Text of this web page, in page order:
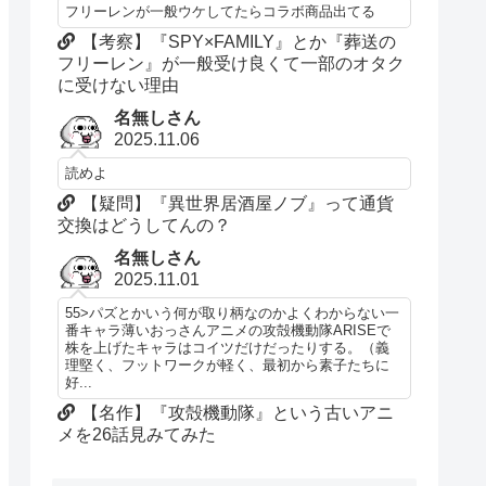
フリーレンが一般ウケしてたらコラボ商品出てる
【考察】『SPY×FAMILY』とか『葬送の
フリーレン』が一般受け良くて一部のオタク
に受けない理由
名無しさん
2025.11.06
読めよ
【疑問】『異世界居酒屋ノブ』って通貨
交換はどうしてんの？
名無しさん
2025.11.01
55>パズとかいう何が取り柄なのかよくわからない一
番キャラ薄いおっさんアニメの攻殻機動隊ARISEで
株を上げたキャラはコイツだけだったりする。（義
理堅く、フットワークが軽く、最初から素子たちに
好...
【名作】『攻殻機動隊』という古いアニ
メを26話見みてみた